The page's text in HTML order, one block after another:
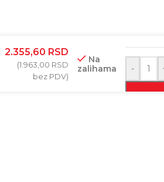
2.355,60 RSD
(1.963,00 RSD
bez PDV)
Na
zalihama
-